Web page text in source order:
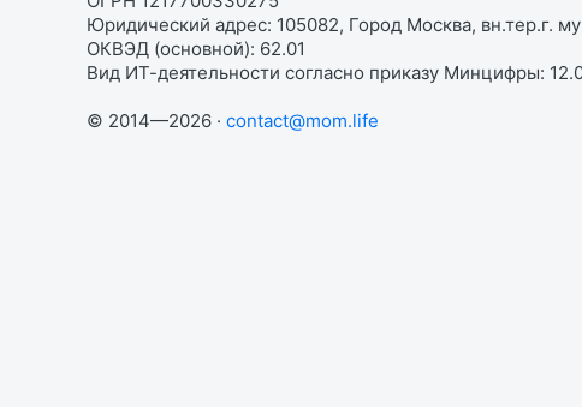
Юридический адрес: 105082, Город Москва, вн.тер.г.
ОКВЭД (основной): 62.01
Вид ИТ-деятельности согласно приказу Минцифры:
© 2014—2026 · contact@mom.life